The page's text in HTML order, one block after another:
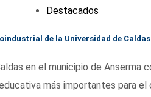
Destacados
de la Universidad de Caldas
en el municipio de Anserma
más importantes para